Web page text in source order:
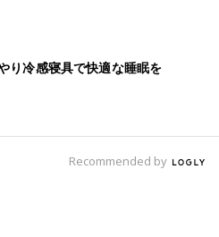
り冷感寝具で快適な睡眠を
Recommended by